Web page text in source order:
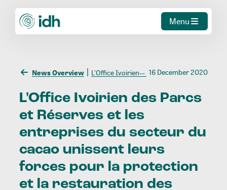
Menu
News Overview L'Office Ivoirien des Parcs et Réserves et les entreprises du secteur du cacao unissent leurs forces pour la protection et la restauration des parcs nationaux et des réserves 16 December 2020
L'Office Ivoirien des Parcs
et Réserves et les
entreprises du secteur du
cacao unissent leurs
forces pour la protection
et la restauration des